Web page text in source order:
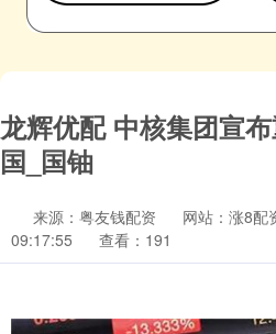
龙辉优配 中核集团宣
国_国铀
来源：粤友钱配资 网站：涨8配
09:17:55
查看：191